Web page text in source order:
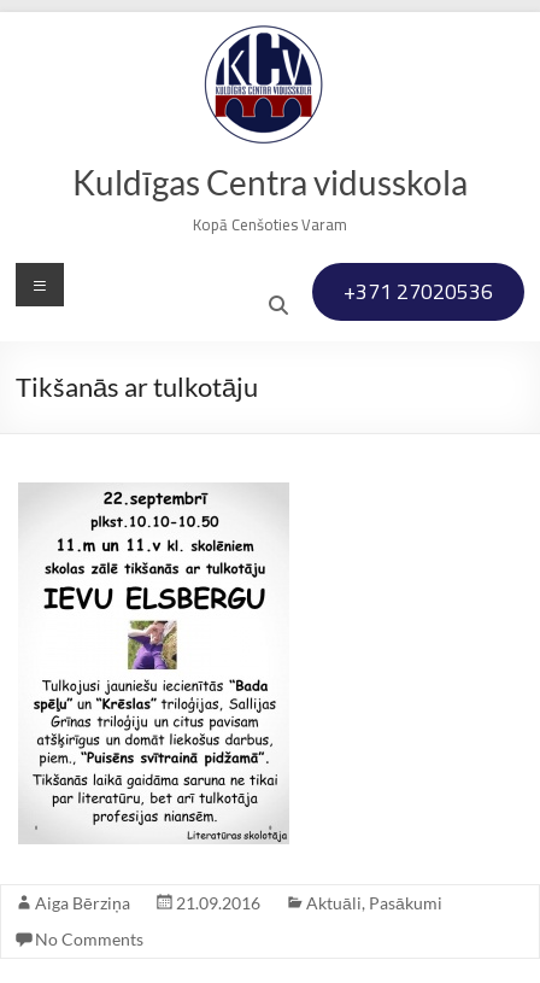
Skip
Kuldīgas Centra vidusskola
Kopā Cenšoties Varam
+371 27020536
Menu
Tikšanās ar tulkotāju
Aiga Bērziņa 21.09.2016 Aktuāli, Pasākumi
No Comments